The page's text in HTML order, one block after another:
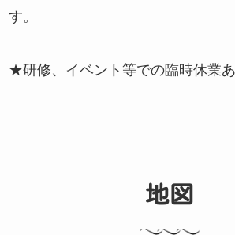
す。
★研修、イベント等での臨時休
地図